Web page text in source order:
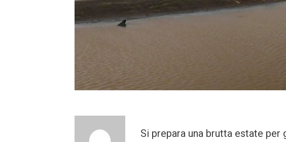
Si prepara una brutta estate